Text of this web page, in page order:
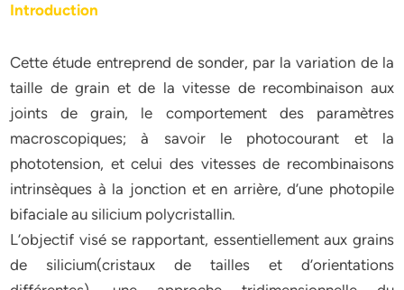
Introduction
Cette étude entreprend de sonder, par la variation de la
taille de grain et de la vitesse de recombinaison aux
joints de grain, le comportement des paramètres
macroscopiques; à savoir le photocourant et la
phototension, et celui des vitesses de recombinaisons
intrinsèques à la jonction et en arrière, d’une photopile
bifaciale au silicium polycristallin.
L’objectif visé se rapportant, essentiellement aux grains
de silicium(cristaux de tailles et d’orientations